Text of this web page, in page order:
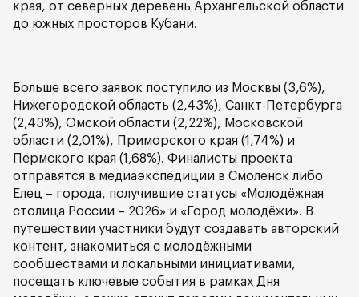
края, от северных деревень Архангельской области
до южных просторов Кубани.
Больше всего заявок поступило из Москвы (3,6%),
Нижегородской область (2,43%), Санкт-Петербурга
(2,43%), Омской области (2,22%), Московской
области (2,01%), Приморского края (1,74%) и
Пермского края (1,68%). Финалисты проекта
отправятся в медиаэкспедиции в Смоленск либо
Елец – города, получившие статусы «Молодёжная
столица России – 2026» и «Город молодёжи». В
путешествии участники будут создавать авторский
контент, знакомиться с молодёжными
сообществами и локальными инициативами,
посещать ключевые события в рамках Дня